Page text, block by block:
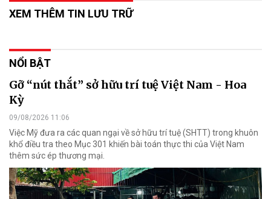
XEM THÊM TIN LƯU TRỮ
NỔI BẬT
Gỡ “nút thắt” sở hữu trí tuệ Việt Nam - Hoa
Kỳ
09/08/2026 11:06
Việc Mỹ đưa ra các quan ngại về sở hữu trí tuệ (SHTT) trong khuôn
khổ điều tra theo Mục 301 khiến bài toán thực thi của Việt Nam
thêm sức ép thương mại.